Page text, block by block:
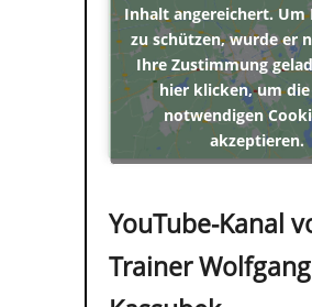
Inhalt angereichert. Um
zu schützen, wurde er
Ihre Zustimmung
hier klicken, um
notwendigen
akzeptieren.
YouTube-Kanal
Trainer Wolfgang